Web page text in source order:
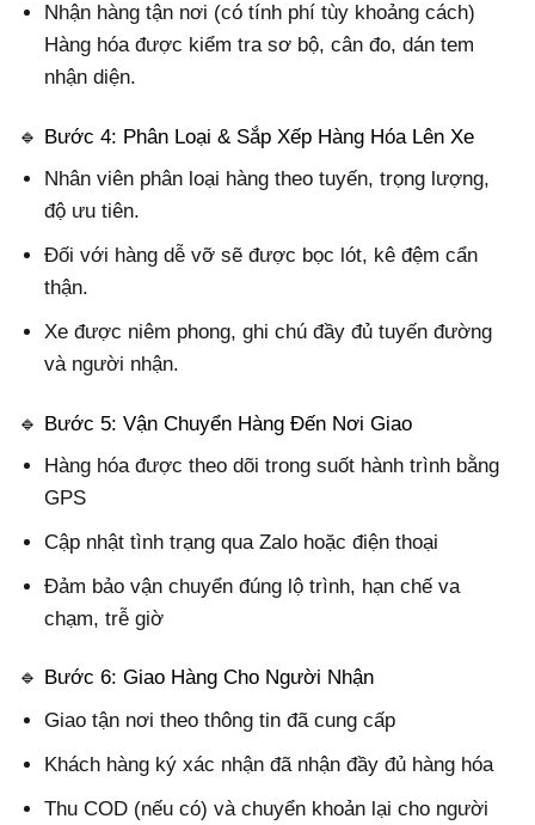
Nhận hàng tận nơi (có tính phí tùy khoảng cách)
Hàng hóa được kiểm tra sơ bộ, cân đo, dán tem
nhận diện.
🔹 Bước 4: Phân Loại & Sắp Xếp Hàng Hóa Lên Xe
Nhân viên phân loại hàng theo tuyến, trọng lượng,
độ ưu tiên.
Đối với hàng dễ vỡ sẽ được bọc lót, kê đệm cẩn
thận.
Xe được niêm phong, ghi chú đầy đủ tuyến đường
và người nhận.
🔹 Bước 5: Vận Chuyển Hàng Đến Nơi Giao
Hàng hóa được theo dõi trong suốt hành trình bằng
GPS
Cập nhật tình trạng qua Zalo hoặc điện thoại
Đảm bảo vận chuyển đúng lộ trình, hạn chế va
chạm, trễ giờ
🔹 Bước 6: Giao Hàng Cho Người Nhận
Giao tận nơi theo thông tin đã cung cấp
Khách hàng ký xác nhận đã nhận đầy đủ hàng hóa
Thu COD (nếu có) và chuyển khoản lại cho người